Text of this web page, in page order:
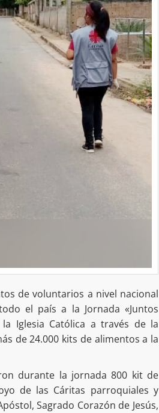
de voluntarios a nivel nacional
el país a la Jornada «Juntos
Iglesia Católica a través de la
de 24.000 kits de alimentos a la
durante la jornada 800 kit de
de las Cáritas parroquiales y
Sagrado Corazón de Jesús,